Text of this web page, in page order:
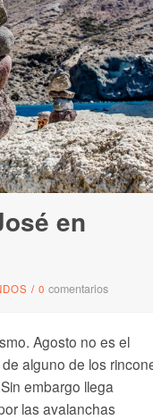
en
/ 0 comentarios
Agosto no es el
alguno de los
embargo llega
las avalanchas